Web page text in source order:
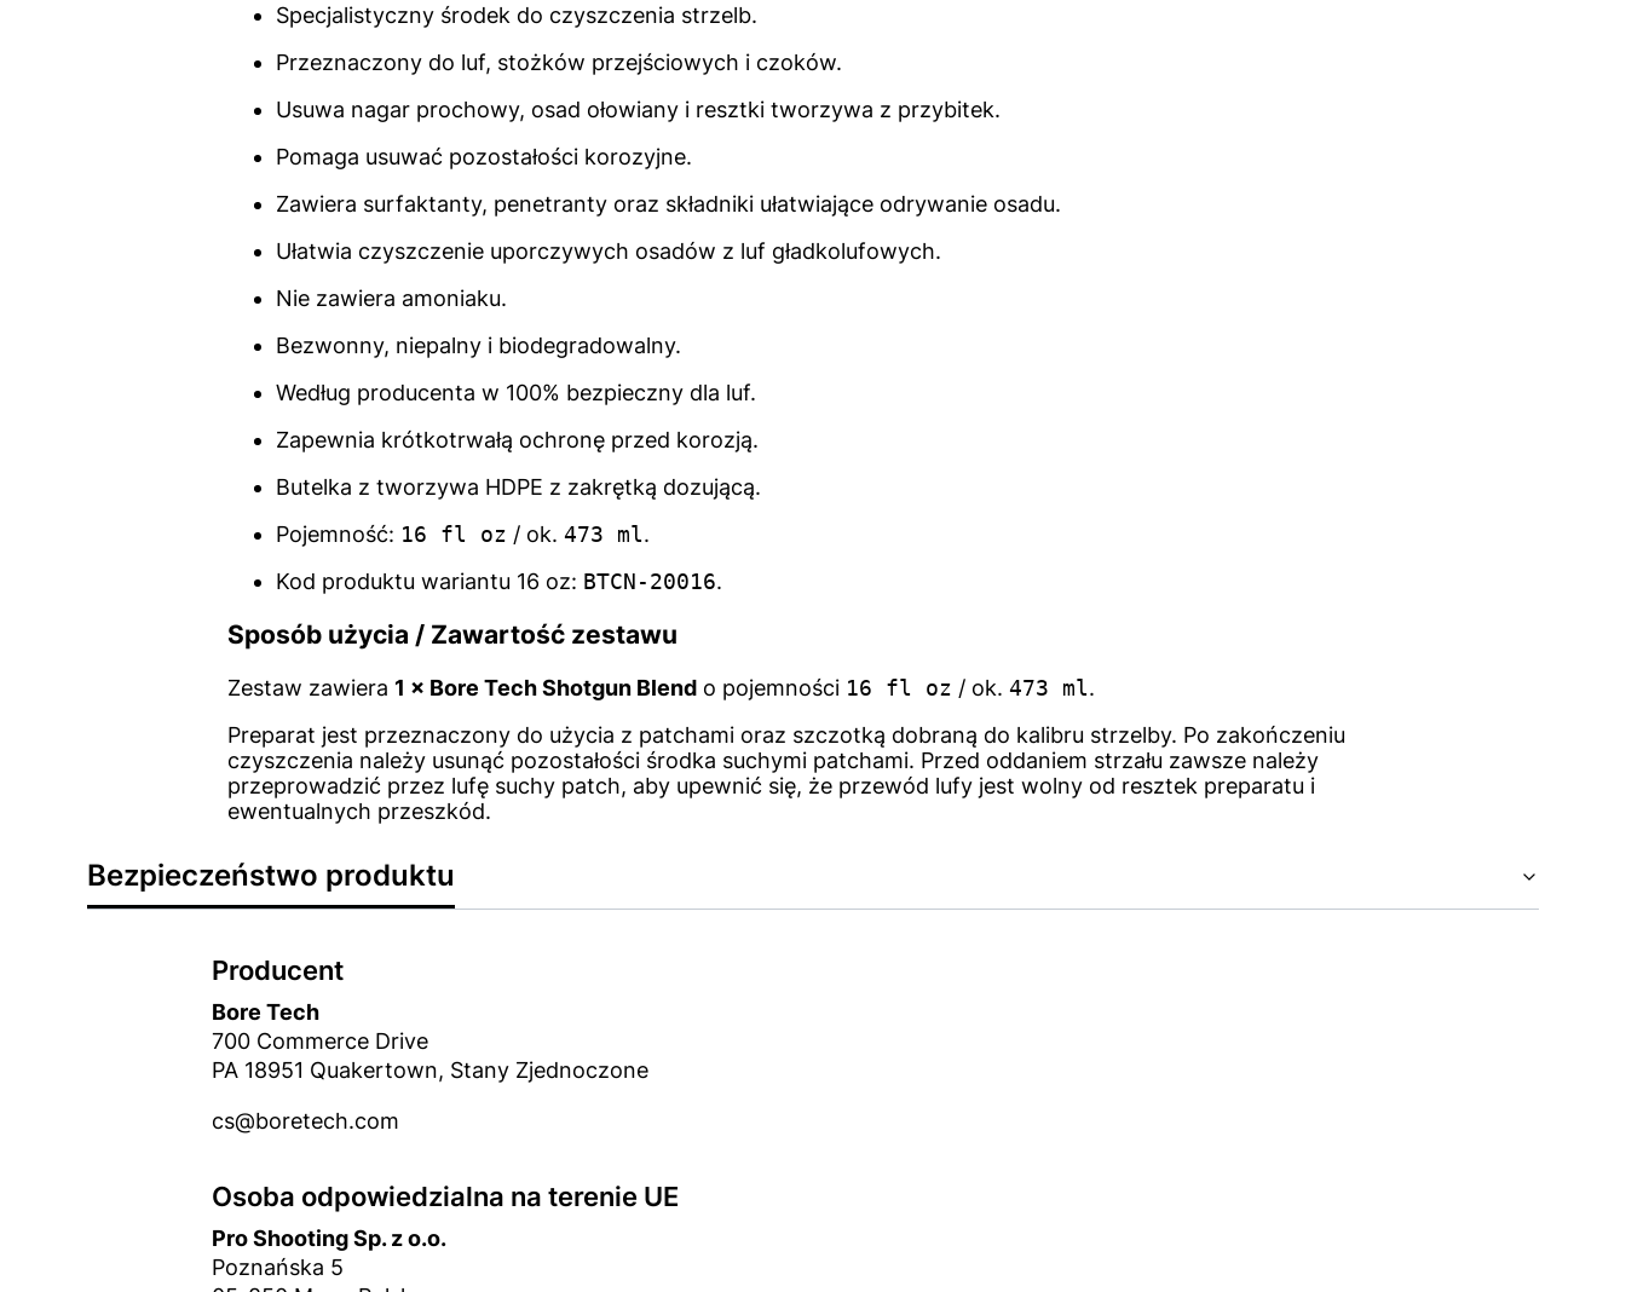
Specjalistyczny środek do czyszczenia strzelb.
Przeznaczony do luf, stożków przejściowych i czoków.
Usuwa nagar prochowy, osad ołowiany i resztki tworzywa z przybitek.
Pomaga usuwać pozostałości korozyjne.
Zawiera surfaktanty, penetranty oraz składniki ułatwiające odrywanie osadu.
Ułatwia czyszczenie uporczywych osadów z luf gładkolufowych.
Nie zawiera amoniaku.
Bezwonny, niepalny i biodegradowalny.
Według producenta w 100% bezpieczny dla luf.
Zapewnia krótkotrwałą ochronę przed korozją.
Butelka z tworzywa HDPE z zakrętką dozującą.
Pojemność: 16 fl oz / ok. 473 ml.
Kod produktu wariantu 16 oz: BTCN-20016.
Sposób użycia / Zawartość zestawu
Zestaw zawiera 1 × Bore Tech Shotgun Blend o pojemności 16 fl oz / ok. 473 ml.
Preparat jest przeznaczony do użycia z patchami oraz szczotką dobraną do kalibru strzelby. Po zakończeniu
czyszczenia należy usunąć pozostałości środka suchymi patchami. Przed oddaniem strzału zawsze należy
przeprowadzić przez lufę suchy patch, aby upewnić się, że przewód lufy jest wolny od resztek preparatu i
ewentualnych przeszkód.
Bezpieczeństwo produktu
Producent
Bore Tech
700 Commerce Drive
PA 18951 Quakertown, Stany Zjednoczone
cs@boretech.com
Osoba odpowiedzialna na terenie UE
Pro Shooting Sp. z o.o.
Poznańska 5